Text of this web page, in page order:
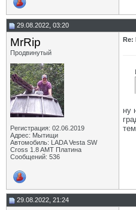
29.08.2022, 03:20
MrRip
Продвинутый
Регистрация: 02.06.2019
Адрес: Мытищи
Автомобиль: LADA Vesta SW
Cross 1.8 AMT Платина
Сообщений: 536
Re:
ну
29.08.2022, 21:24